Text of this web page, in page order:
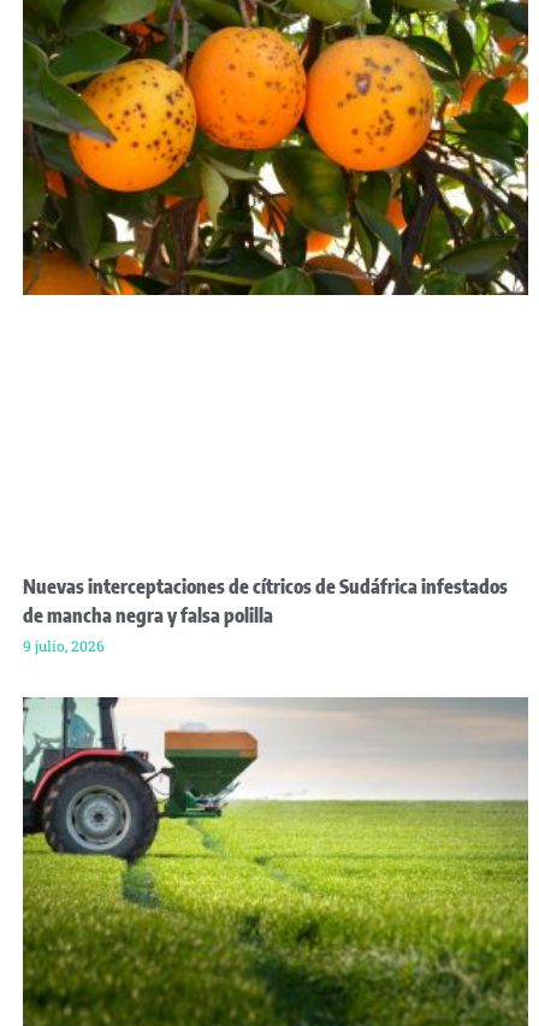
Nuevas interceptaciones de cítricos de Sudáfrica infestados
de mancha negra y falsa polilla
9 julio, 2026